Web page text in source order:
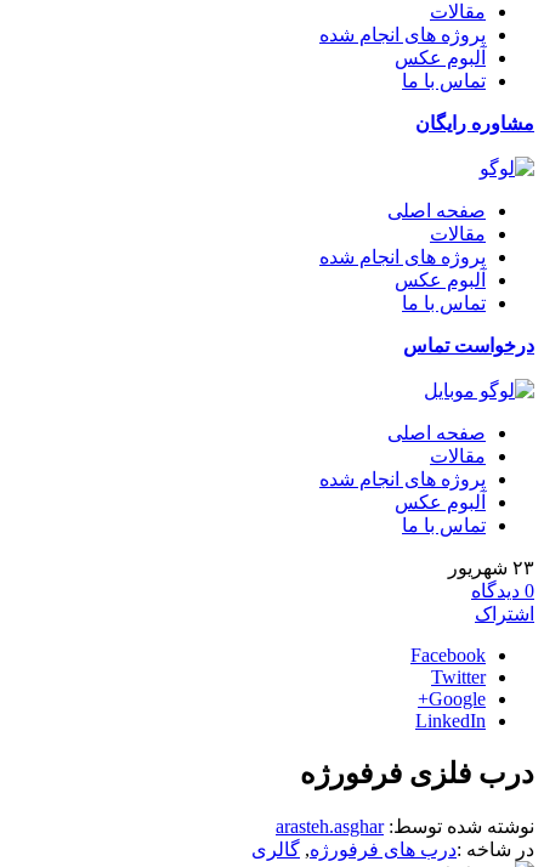
مقالات
پروژه های انجام شده
آلبوم عکس
تماس با ما
مشاوره رایگان
صفحه اصلی
مقالات
پروژه های انجام شده
آلبوم عکس
تماس با ما
درخواست تماس
صفحه اصلی
مقالات
پروژه های انجام شده
آلبوم عکس
تماس با ما
۲۳ شهریور
0 دیدگاه
اشتراک
Facebook
Twitter
Google+
LinkedIn
درب فلزی فرفورژه
نوشته شده توسط:arasteh.asghar
در شاخه :درب های فرفورژه, گالری